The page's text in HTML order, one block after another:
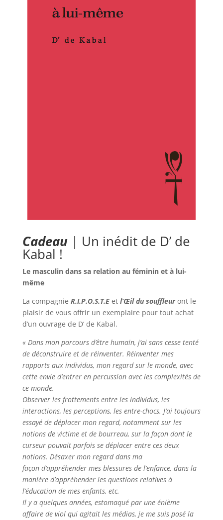
Cadeau | Un inédit de D’ de
Kabal !
Le masculin dans sa relation au féminin et à lui-
même
La compagnie R.I.P.O.S.T.Eet l’Œil du souffleur ont le
plaisir de vous offrir un exemplaire pour tout achat
d’un ouvrage de D’ de Kabal.
« Dans mon parcours d’être humain, j’ai sans cesse tenté
de déconstruire et de réinventer. Réinventer mes
rapports aux individus, mon regard sur le monde, avec
cette envie d’entrer en percussion avec les complexités de
ce monde.
Observer les frottements entre les individus, les
interactions, les perceptions, les entre-chocs. J’ai toujours
essayé de déplacer mon regard, notamment sur les
notions de victime et de bourreau, sur la façon dont le
curseur pouvait parfois se déplacer entre ces deux
notions. Désaxer mon regard dans ma
façon d’appréhender mes blessures de l’enfance, dans la
manière d’appréhender les questions relatives à
l’éducation de mes enfants, etc.
Il y a quelques années, estomaqué par une énième
affaire de viol qui agitait les médias, je me suis posé la